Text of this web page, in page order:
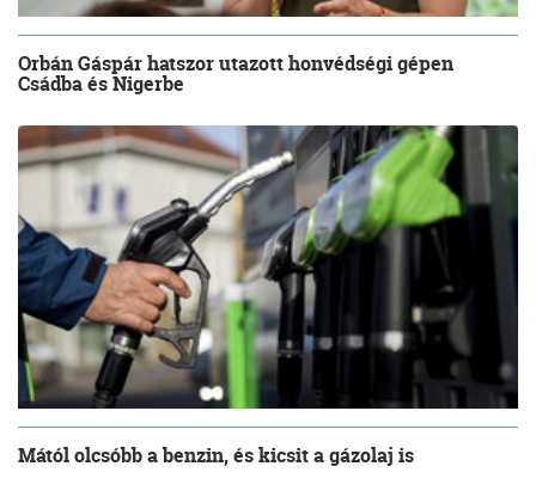
Orbán Gáspár hatszor utazott honvédségi gépen
Csádba és Nigerbe
Mától olcsóbb a benzin, és kicsit a gázolaj is